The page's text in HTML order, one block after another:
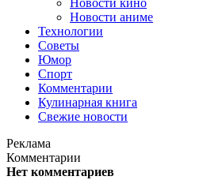
Новости кино
Новости аниме
Технологии
Советы
Юмор
Спорт
Комментарии
Кулинарная книга
Свежие новости
Реклама
Комментарии
Нет комментариев